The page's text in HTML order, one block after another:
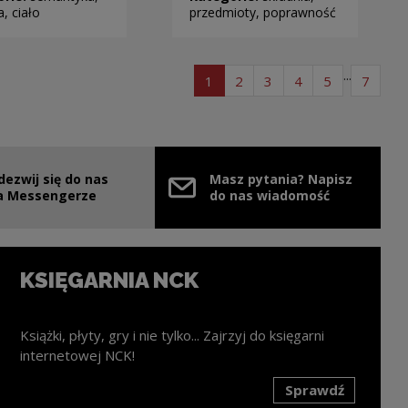
ciało
przedmioty, poprawność
1 strona listy artykułów
2strona listy artykułów
3 strona listy artykułów
4strona listy
5 strona listy
... 7
się do nas
Messengerze
zostanie otwarty w nowym oknie
Masz pytania? Napisz
do nas wiadomość
KSIĘGARNIA NCK
Książki, płyty, gry i nie tylko... Zajrzyj do księgarni
internetowej NCK!
Sprawdź